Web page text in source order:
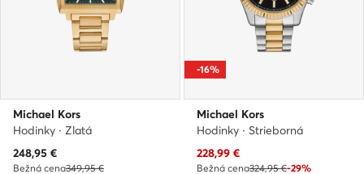
Michael Kors
Hodinky · Zlatá
Aktuálna cena
248,95 €
Bežná cena349,95 €
-16%
Michael Kors
Hodinky · Strieborná
Aktuálna cena
228,99 €
Bežná cena324,95 €-29%